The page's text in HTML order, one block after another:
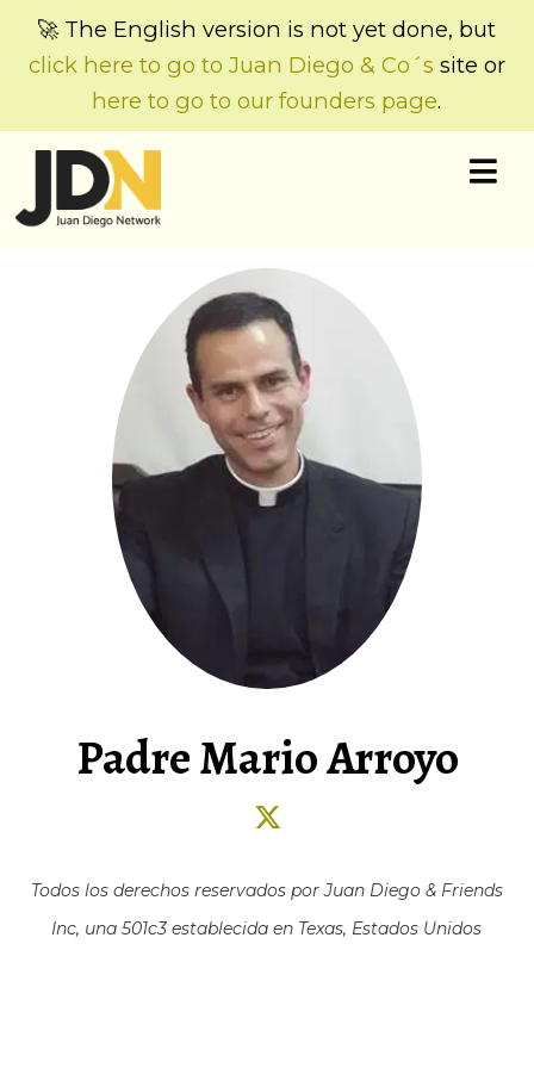
🚀 The English version is not yet done, but
click here to go to Juan Diego & Co´s site or
here to go to our founders page.
Padre Mario Arroyo
Todos los derechos reservados por Juan Diego & Friends
Inc, una 501c3 establecida en Texas, Estados Unidos